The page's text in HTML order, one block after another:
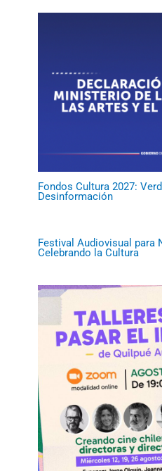
Fondos Cultura 2027:
Desinformación
Festival Audiovisual para
Celebrando la Cultura